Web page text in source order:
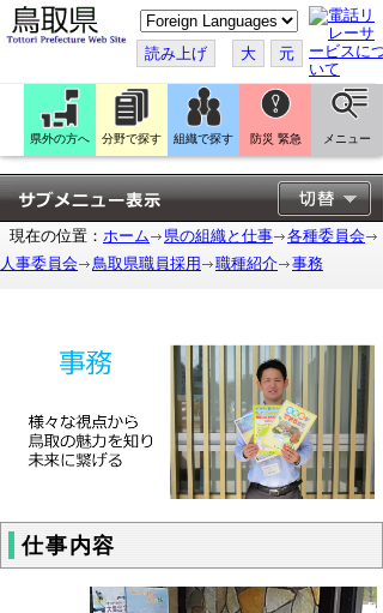
こ
の
ペ
ー
ジ
翻
訳
す
る
読み上げ 大 元
県外の方へ 分野で探す 組織で探す 防災 緊急 メニュー
現在の位置： ホーム 県の組織と仕事
各種委員会
人事委員会
鳥取県職員採用 職種紹介 事務
仕事内容